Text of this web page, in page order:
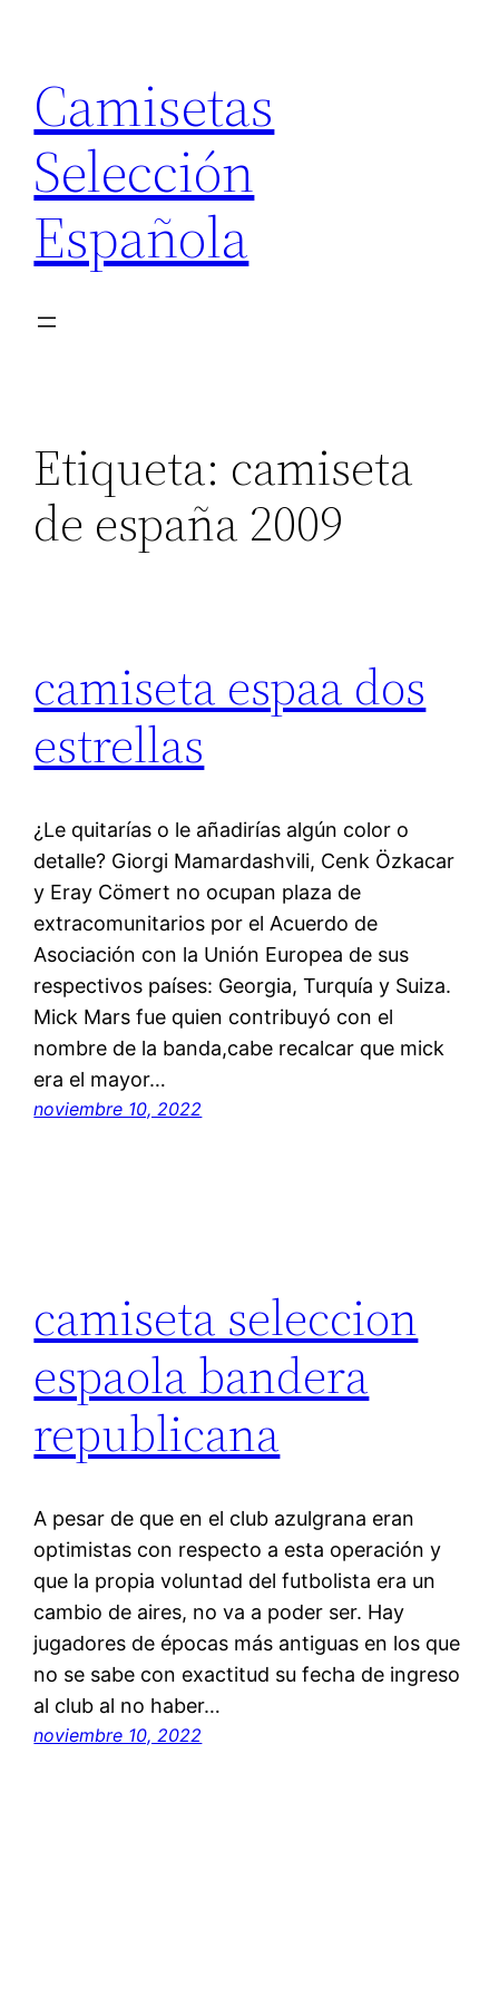
contenido
Camisetas
Selección
Española
Etiqueta: camiseta
de españa 2009
camiseta espaa dos
estrellas
¿Le quitarías o le añadirías algún color o
detalle? Giorgi Mamardashvili, Cenk Özkacar
y Eray Cömert no ocupan plaza de
extracomunitarios por el Acuerdo de
Asociación con la Unión Europea de sus
respectivos países: Georgia, Turquía y Suiza.
Mick Mars fue quien contribuyó con el
nombre de la banda,cabe recalcar que mick
era el mayor…
noviembre 10, 2022
camiseta seleccion
espaola bandera
republicana
A pesar de que en el club azulgrana eran
optimistas con respecto a esta operación y
que la propia voluntad del futbolista era un
cambio de aires, no va a poder ser. Hay
jugadores de épocas más antiguas en los que
no se sabe con exactitud su fecha de ingreso
al club al no haber…
noviembre 10, 2022